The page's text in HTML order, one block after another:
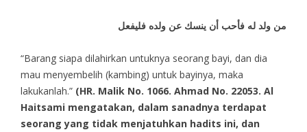
من ولد له فأحب أن ينسك عن ولده فليفعل
“Barang siapa dilahirkan untuknya seorang bayi, dan dia
mau menyembelih (kambing) untuk bayinya, maka
lakukanlah.”(HR. Malik No. 1066. Ahmad No. 22053. Al
Haitsami mengatakan, dalam sanadnya terdapat
seorang yang tidak menjatuhkan hadits ini, dan